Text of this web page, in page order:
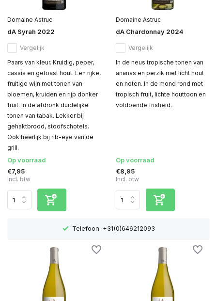
Domaine Astruc
dA Syrah 2022
Vergelijk
Paars van kleur. Kruidig, peper,
cassis en getoast hout. Een rijke,
fruitige wijn met tonen van
bloemen, kruiden en rijp donker
fruit. In de afdronk duidelijke
tonen van tabak. Lekker bij
gehaktbrood, stoofschotels.
Ook heerlijk bij rib-eye van de
grill.
Op voorraad
€7,95
Incl. btw
Domaine Astruc
dA Chardonnay 2024
Vergelijk
In de neus tropische tonen van
ananas en perzik met licht hout
en noten. In de mond rond met
tropisch fruit, lichte houttoon en
voldoende frisheid.
Op voorraad
€8,95
Incl. btw
Telefoon: +31(0)646212093